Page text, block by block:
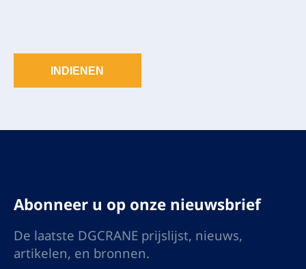
INDIENEN
Abonneer u op onze nieuwsbrief
De laatste DGCRANE prijslijst, nieuws,
artikelen, en bronnen.